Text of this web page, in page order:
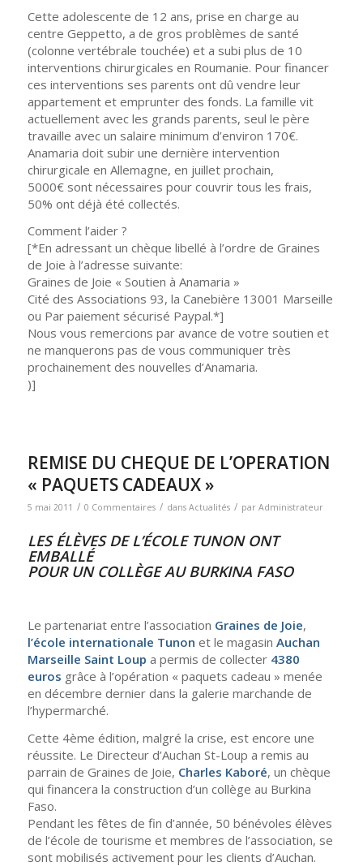
Cette adolescente de 12 ans, prise en charge au
centre Geppetto, a de gros problèmes de santé
(colonne vertébrale touchée) et a subi plus de 10
interventions chirurgicales en Roumanie. Pour financer
ces interventions ses parents ont dû vendre leur
appartement et emprunter des fonds. La famille vit
actuellement avec les grands parents, seul le père
travaille avec un salaire minimum d’environ 170€.
Anamaria doit subir une dernière intervention
chirurgicale en Allemagne, en juillet prochain,
5000€ sont nécessaires pour couvrir tous les frais,
50% ont déjà été collectés.
Comment l’aider ?
[*En adressant un chèque libellé à l’ordre de Graines
de Joie à l’adresse suivante:
Graines de Joie « Soutien à Anamaria »
Cité des Associations 93, la Canebière 13001 Marseille
ou Par paiement sécurisé Paypal.*]
Nous vous remercions par avance de votre soutien et
ne manquerons pas de vous communiquer très
prochainement des nouvelles d’Anamaria.
)]
REMISE DU CHEQUE DE L’OPERATION
« PAQUETS CADEAUX »
5 mai 2011 / 0 Commentaires / dans Actualités / par Administrateur
LES ÉLÈVES DE L’ÉCOLE TUNON ONT
EMBALLÉ
POUR UN COLLÈGE AU BURKINA FASO
Le partenariat entre l’association Graines de Joie,
l’école internationale Tunon et le magasin Auchan
Marseille Saint Loup a permis de collecter4380
euros grâce à l’opération « paquets cadeau » menée
en décembre dernier dans la galerie marchande de
l’hypermarché.
Cette 4ème édition, malgré la crise, est encore une
réussite. Le Directeur d’Auchan St-Loup a remis au
parrain de Graines de Joie, Charles Kaboré, un chèque
qui financera la construction d’un collège au Burkina
Faso.
Pendant les fêtes de fin d’année, 50 bénévoles élèves
de l’école de tourisme et membres de l’association, se
sont mobilisés activement pour les clients d’Auchan.